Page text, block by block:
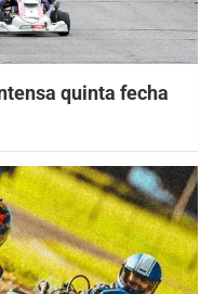
quinta fecha